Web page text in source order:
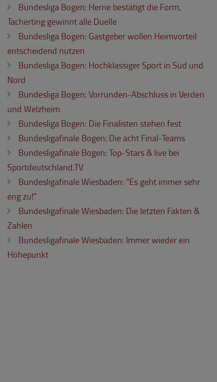
Bundesliga Bogen: Herne bestätigt die Form,
Tacherting gewinnt alle Duelle
Bundesliga Bogen: Gastgeber wollen Heimvorteil
entscheidend nutzen
Bundesliga Bogen: Hochklassiger Sport in Süd und
Nord
Bundesliga Bogen: Vorrunden-Abschluss in Verden
und Welzheim
Bundesliga Bogen: Die Finalisten stehen fest
Bundesligafinale Bogen: Die acht Final-Teams
Bundesligafinale Bogen: Top-Stars & live bei
Sportdeutschland.TV
Bundesligafinale Wiesbaden: "Es geht immer sehr
eng zu!"
Bundesligafinale Wiesbaden: Die letzten Fakten &
Zahlen
Bundesligafinale Wiesbaden: Immer wieder ein
Höhepunkt